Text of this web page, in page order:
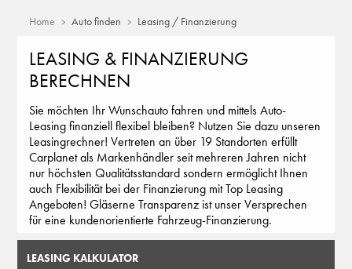
Home Auto finden Leasing / Finanzierung
LEASING & FINANZIERUNG
BERECHNEN
Sie möchten Ihr Wunschauto fahren und mittels Auto-
Leasing finanziell flexibel bleiben? Nutzen Sie dazu unseren
Leasingrechner! Vertreten an über 19 Standorten erfüllt
Carplanet als Markenhändler seit mehreren Jahren nicht
nur höchsten Qualitätsstandard sondern ermöglicht Ihnen
auch Flexibilität bei der Finanzierung mit Top Leasing
Angeboten! Gläserne Transparenz ist unser Versprechen
für eine kundenorientierte Fahrzeug-Finanzierung.
LEASING KALKULATOR